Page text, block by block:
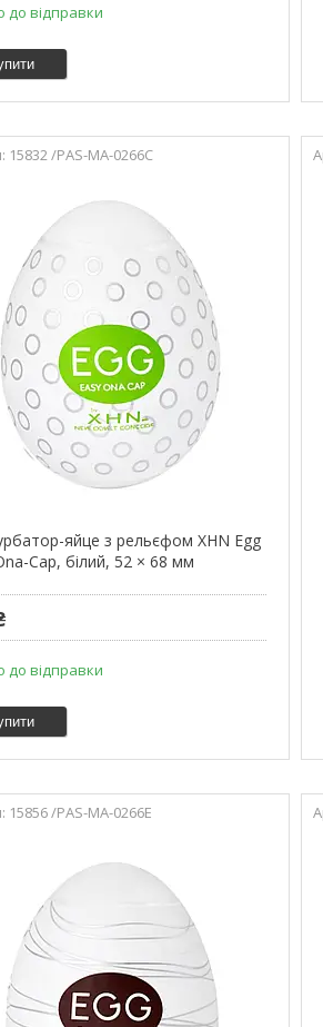
до відправки
15832 /PAS-MA-0266C
яйце з рельєфом XHN Egg
Cap, білий, 52 × 68 мм
до відправки
15856 /PAS-MA-0266E